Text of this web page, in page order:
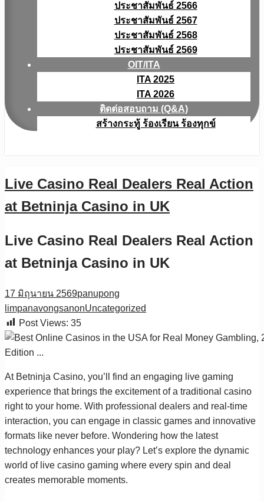
ประชาสัมพันธ์ 2566
ประชาสัมพันธ์ 2567
ประชาสัมพันธ์ 2568
ประชาสัมพันธ์ 2569
OIT/ITA
ITA 2025
ITA 2026
ติดต่อสอบถาม (Q&A)
สร้างกระทู้ ร้องเรียน ร้องทุกข์
Live Casino Real Dealers Real Action
at Betninja Casino in UK
Live Casino Real Dealers Real Action
at Betninja Casino in UK
17 มิถุนายน 2569panupong
limpanavongsanonUncategorized
Post Views: 35
At Betninja Casino, you’ll find an engaging live gaming
experience that brings the excitement of a traditional casino
right to your home. With professional dealers and real-time
interaction, you can engage in classic games and innovative
formats like never before. Wondering how the latest
technology enhances your play? Let’s explore the dynamic
world of live casino gaming where every spin and deal
creates memorable moments.